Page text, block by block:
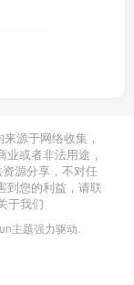
源于网络收集，
或者非法用途，
源分享，不对任
到您的利益，请联
于我们
主题强力驱动.